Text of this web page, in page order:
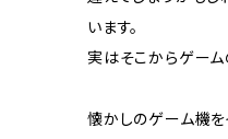
います。
実はそこからゲーム
懐かしのゲーム機を